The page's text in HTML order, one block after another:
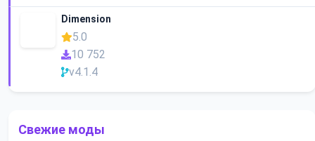
Dimension
5.0
10 752
v4.1.4
Свежие моды